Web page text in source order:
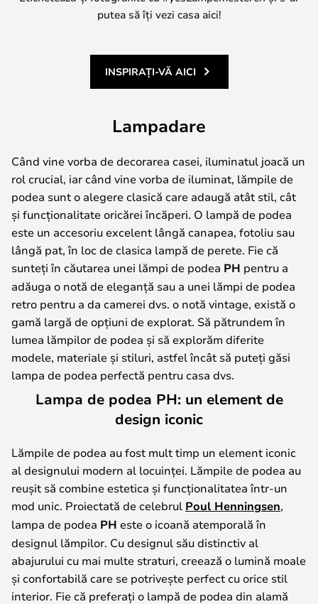
putea să îți vezi casa aici!
INSPIRAȚI-VĂ AICI
Lampadare
Când vine vorba de decorarea casei, iluminatul joacă un
rol crucial, iar când vine vorba de iluminat, lămpile de
podea sunt o alegere clasică care adaugă atât stil, cât
și funcționalitate oricărei încăperi. O lampă de podea
este un accesoriu excelent lângă canapea, fotoliu sau
lângă pat, în loc de clasica lampă de perete. Fie că
sunteți în căutarea unei lămpi de podea PH pentru a
adăuga o notă de eleganță sau a unei lămpi de podea
retro pentru a da camerei dvs. o notă vintage, există o
gamă largă de opțiuni de explorat. Să pătrundem în
lumea lămpilor de podea și să explorăm diferite
modele, materiale și stiluri, astfel încât să puteți găsi
lampa de podea perfectă pentru casa dvs.
Lampa de podea PH: un element de
design iconic
Lămpile de podea au fost mult timp un element iconic
al designului modern al locuinței. Lămpile de podea au
reușit să combine estetica și funcționalitatea într-un
mod unic. Proiectată de celebrul Poul Henningsen,
lampa de podea PH este o icoană atemporală în
designul lămpilor. Cu designul său distinctiv al
abajurului cu mai multe straturi, creează o lumină moale
și confortabilă care se potrivește perfect cu orice stil
interior. Fie că preferați o lampă de podea din alamă